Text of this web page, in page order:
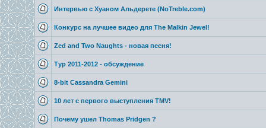
Интервью с Хуаном Альдерете (NoTreble.com)
Конкурс на лучшее видео для The Malkin Jewel!
Zed and Two Naughts - новая песня!
Тур 2011-2012 - обсуждение
8-bit Cassandra Gemini
10 лет с первого выступления TMV!
Почему ушел Thomas Pridgen ?